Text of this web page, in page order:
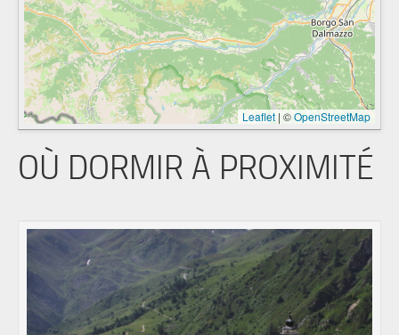
Leaflet | ©OpenStreetMap
OÙ DORMIR À PROXIMITÉ